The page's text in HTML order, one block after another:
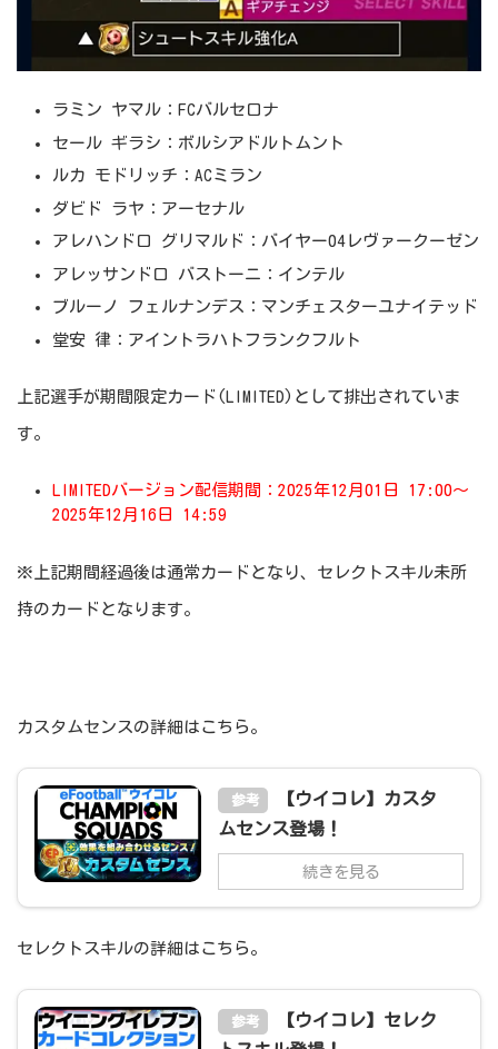
ラミン ヤマル：FCバルセロナ
セール ギラシ：ボルシアドルトムント
ルカ モドリッチ：ACミラン
ダビド ラヤ：アーセナル
アレハンドロ グリマルド：バイヤー04レヴァークーゼン
アレッサンドロ バストーニ：インテル
ブルーノ フェルナンデス：マンチェスターユナイテッド
堂安 律：アイントラハトフランクフルト
上記選手が期間限定カード(LIMITED)として排出されていま
す。
LIMITEDバージョン配信期間：2025年12月01日 17:00～
2025年12月16日 14:59
※上記期間経過後は通常カードとなり、セレクトスキル未所
持のカードとなります。
カスタムセンスの詳細はこちら。
参考
【ウイコレ】カスタ
ムセンス登場！
続きを見る
セレクトスキルの詳細はこちら。
参考
【ウイコレ】セレク